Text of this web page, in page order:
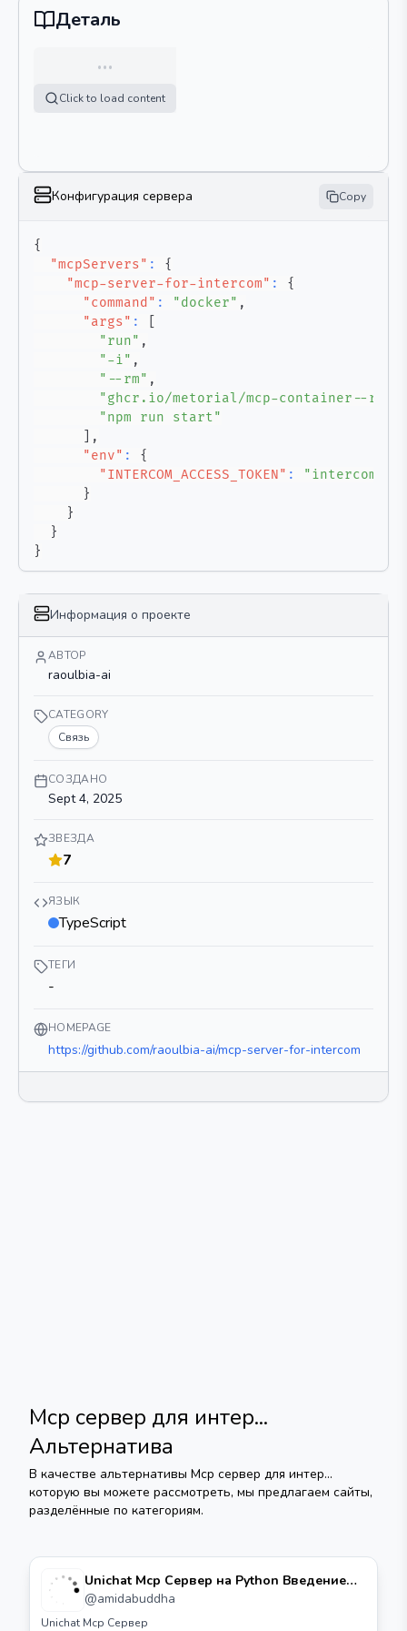
Деталь
…
Click to load content
Конфигурация сервера Copy
{
"mcpServers" :
{
"mcp-server-for-intercom" :
{
"command" : "docker" ,
"args" :
"run" ,
"-i" ,
"--rm" ,
"ghcr.io/metorial/mcp-container--
"npm run start"
,
"env" :
{
"INTERCOM_ACCESS_TOKEN" :
"intercom-
}
}
}
}
Информация о проекте
АВТОР
raoulbia-ai
CATEGORY
Связь
СОЗДАНО
Sept 4, 2025
ЗВЕЗДА
7
ЯЗЫК
TypeScript
ТЕГИ
-
HOMEPAGE
https://github.com/raoulbia-ai/mcp-server-for-intercom
Mcp сервер для интер...
Альтернатива
В качестве альтернативы Mcp сервер для интер...
которую вы можете рассмотреть, мы предлагаем сайты,
разделённые по категориям.
Unichat Mcp Сервер на Python Введение
Unichat Mcp сервер — это простой сервер
для обмена сообщениями, написанный на
@amidabuddha
Unichat Mcp Сервер